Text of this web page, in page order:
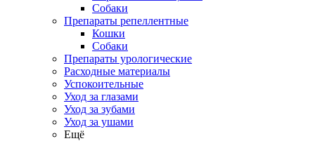
Собаки
Препараты репеллентные
Кошки
Собаки
Препараты урологические
Расходные материалы
Успокоительные
Уход за глазами
Уход за зубами
Уход за ушами
Ещё